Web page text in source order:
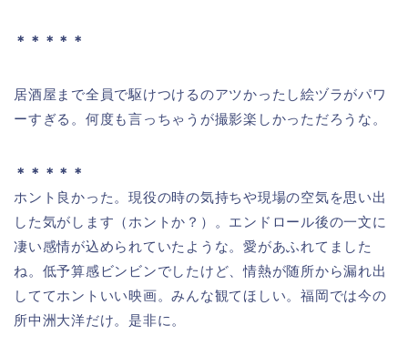
＊＊＊＊＊
居酒屋まで全員で駆けつけるのアツかったし絵ヅラがパワ
ーすぎる。何度も言っちゃうが撮影楽しかっただろうな。
＊＊＊＊＊
ホント良かった。現役の時の気持ちや現場の空気を思い出
した気がします（ホントか？）。エンドロール後の一文に
凄い感情が込められていたような。愛があふれてました
ね。低予算感ビンビンでしたけど、情熱が随所から漏れ出
しててホントいい映画。みんな観てほしい。福岡では今の
所中洲大洋だけ。是非に。